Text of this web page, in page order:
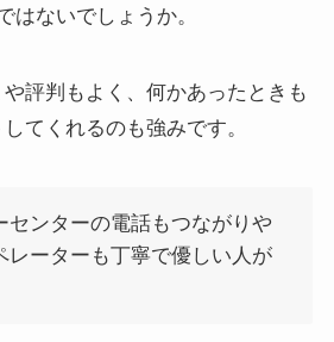
はないでしょうか。
評判もよく、何かあったときも
てくれるのも強みです。
センターの電話もつながりや
レーターも丁寧で優しい人が